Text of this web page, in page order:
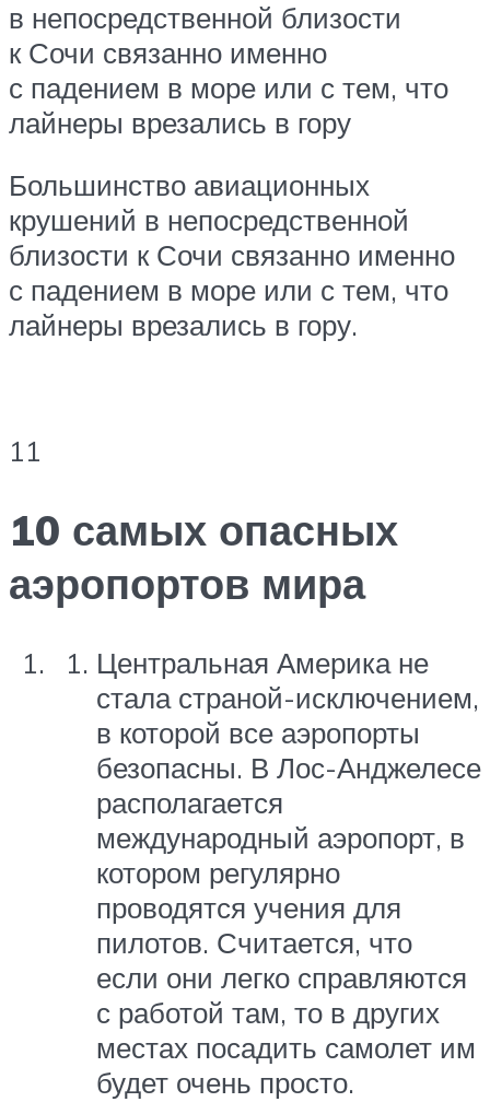
в непосредственной близости
к Сочи связанно именно
с падением в море или с тем, что
лайнеры врезались в гору
Большинство авиационных
крушений в непосредственной
близости к Сочи связанно именно
с падением в море или с тем, что
лайнеры врезались в гору.
11
10 самых опасных
аэропортов мира
Центральная Америка не
стала страной-исключением,
в которой все аэропорты
безопасны. В Лос-Анджелесе
располагается
международный аэропорт, в
котором регулярно
проводятся учения для
пилотов. Считается, что
если они легко справляются
с работой там, то в других
местах посадить самолет им
будет очень просто.